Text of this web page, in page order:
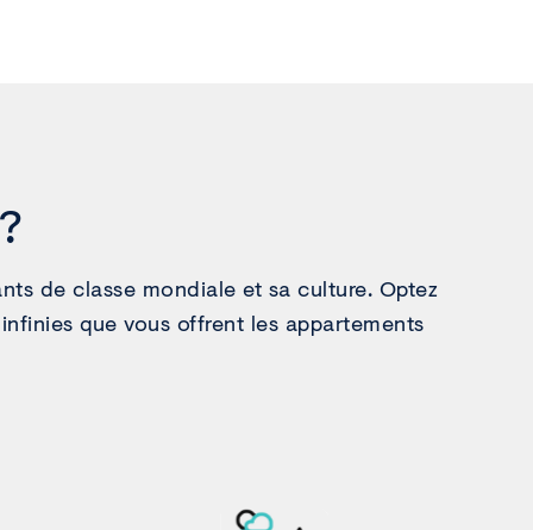
de classe mondiale et sa culture. Optez
que vous offrent les appartements